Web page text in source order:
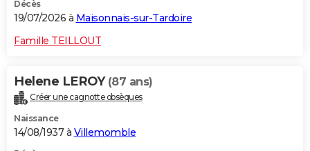
BONS PLANS
CARTE DE VOEUX
Dictionnaire
Biographies
Citations
Expressions
Proverbes
PROGRAMME TV
COPAINS D'AVANT
S'inscrire
Se connecter
Lycées
Collèges
Primaires
Universités
Entreprises
Service militaire
Avis de recherche
Décès
19/07/2026 à Maisonnais-sur-Tardoire
Famille TEILLOUT
Helene LEROY (87 ans)
Créer une cagnotte obsèques
Naissance
14/08/1937 à Villemomble